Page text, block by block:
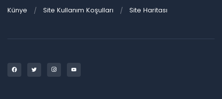
Künye Site Kullanım Koşulları Site Haritası